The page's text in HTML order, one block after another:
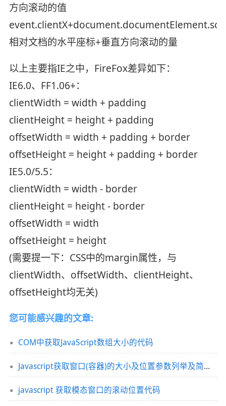
方向滚动的值
相对文档的水平座标+垂直方向滚动的量
以上主要指IE之中，FireFox差异如下：
IE6.0、FF1.06+：
clientWidth = width + padding
clientHeight = height + padding
offsetWidth = width + padding + border
offsetHeight = height + padding + border
IE5.0/5.5：
clientWidth = width - border
clientHeight = height - border
offsetWidth = width
offsetHeight = height
(需要提一下：CSS中的margin属性，与
clientWidth、offsetWidth、clientHeight、
offsetHeight均无关)
您可能感兴趣的文章:
COM中获取JavaScript数组大小的代码
Javascript获取窗口(容器)的大小及位置参数列举及简要说明
javascript 获取模态窗口的滚动位置代码